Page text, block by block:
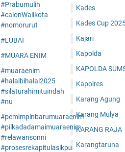
#Prabumulih
#calonWalikota
#nomorurut
#LUBAI
#MUARA ENIM
#muaraenim
#halalbihalal2025
#silaturahimituindah
#nu
#pemimpinbarumuaraenim
#pilkadadamaimuaraenim
#relawansonni
#prosesrekapitulasikpu
Kades
Kades Cup
Kajari
Kapolda
KAPOLDA
Kapolres
Karang Agung
Karang Mulya
KARANG RAJA
Karangtaruna